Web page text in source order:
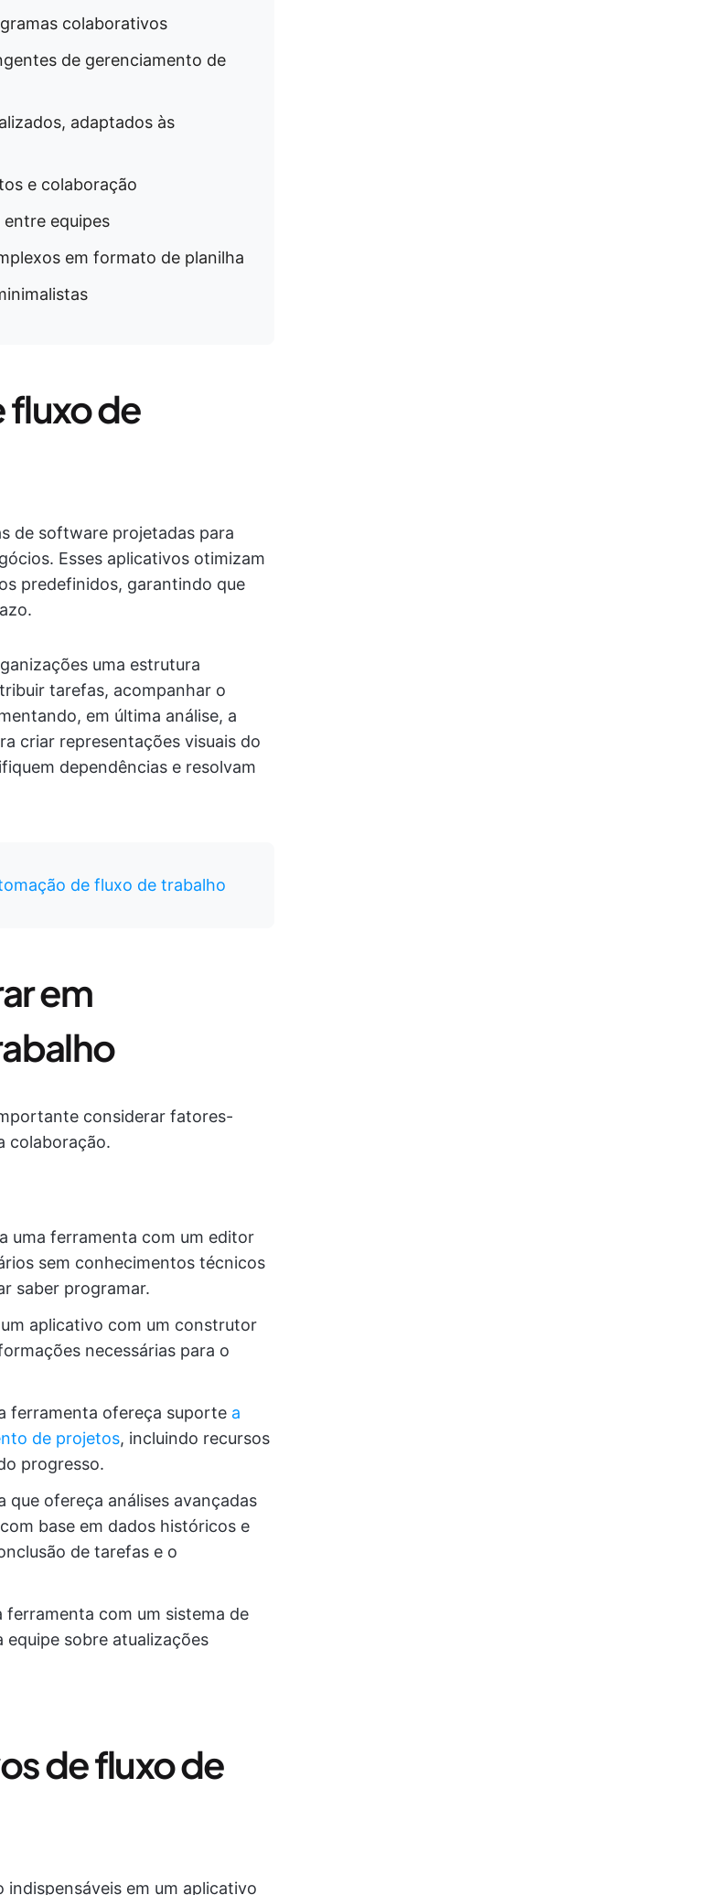
colaborativos
de gerenciamento de
adaptados às
e colaboração
equipes
em formato de planilha
fluxo de
de software projetadas para
Esses aplicativos otimizam
predefinidos, garantindo que
uma estrutura
tarefas, acompanhar o
em última análise, a
criar representações visuais do
dependências e resolvam
de fluxo de trabalho
em
considerar fatores-
colaboração.
uma ferramenta com um editor
sem conhecimentos técnicos
saber programar.
aplicativo com um construtor
necessárias para o
ferramenta ofereça suporte a
de projetos, incluindo recursos
progresso.
que ofereça análises avançadas
base em dados históricos e
de tarefas e o
ferramenta com um sistema de
sobre atualizações
de fluxo de
indispensáveis em um aplicativo